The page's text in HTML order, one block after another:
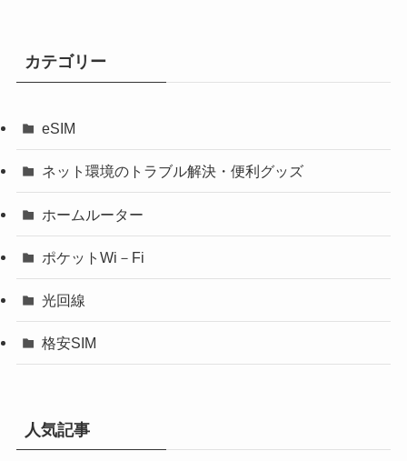
カテゴリー
eSIM
ネット環境のトラブル解決・便利グッズ
ホームルーター
ポケットWi－Fi
光回線
格安SIM
人気記事